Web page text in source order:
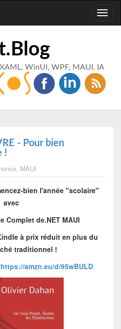
WinUI, WPF, MAUI, IA
- Pour bien
!
, MAUI
bien l'année "scolaire"
avec
Complet de.NET MAUI
à prix réduit en plus du
traditionnel !
https://amzn.eu/d/95wBULD